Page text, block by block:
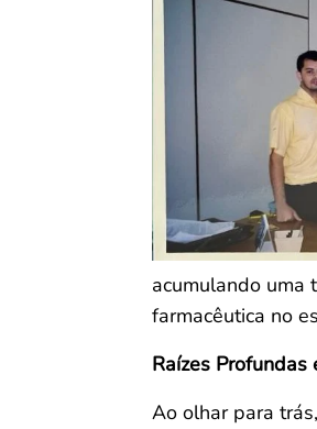
acumulando uma
farmacêutica no
Raízes
Ao olhar para